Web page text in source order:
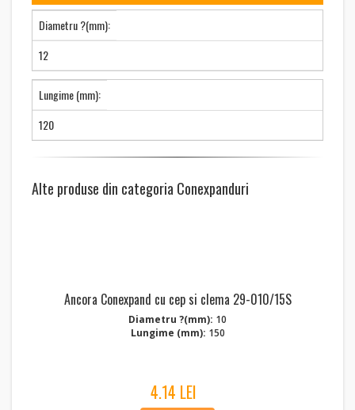
Diametru ?(mm):
12
Lungime (mm):
120
Alte produse din categoria Conexpanduri
Ancora Conexpand cu cep si clema 29-010/15S
Diametru ?(mm): 10
Lungime (mm): 150
4.14 LEI